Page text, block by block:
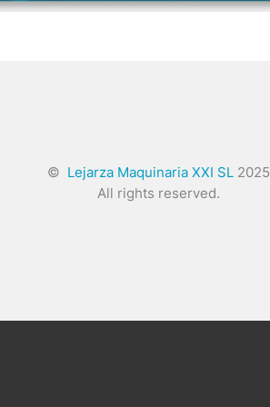
© Lejarza Maquinaria XXI SL 2025
All rights reserved.